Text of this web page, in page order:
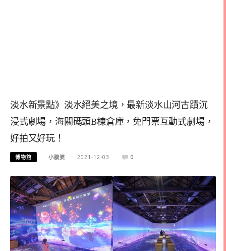
淡水新景點》淡水絕美之境，最新淡水山河古蹟沉
浸式劇場，海關碼頭B棟倉庫，免門票互動式劇場，
好拍又好玩！
博物館 小腹婆 2021-12-03 0